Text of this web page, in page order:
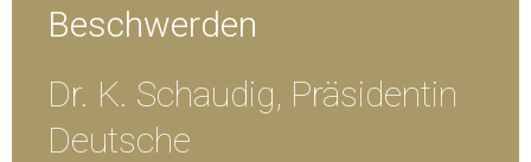
Beschwerden
Dr. K. Schaudig, Präsidentin
Deutsche